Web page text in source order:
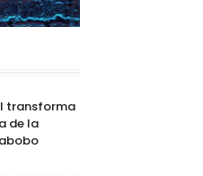
transforma
de la